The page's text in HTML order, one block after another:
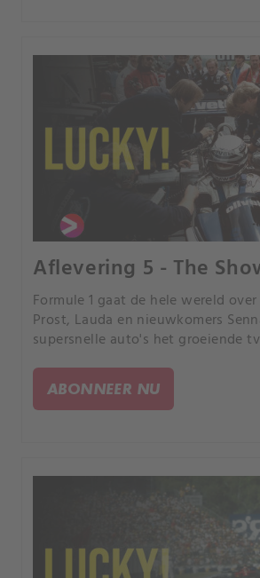
Aflevering 5 - The
Formule 1 gaat de hele wereld
Prost, Lauda en nieuwkomers
supersnelle auto's het groeiende
ABONNEER NU